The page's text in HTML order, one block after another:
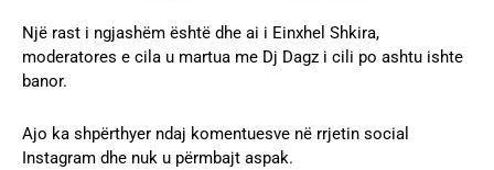
Një rast i ngjashëm është dhe ai i Einxhel Shkira,
moderatores e cila u martua me Dj Dagz i cili po ashtu ishte
banor.
Ajo ka shpërthyer ndaj komentuesve në rrjetin social
Instagram dhe nuk u përmbajt aspak.